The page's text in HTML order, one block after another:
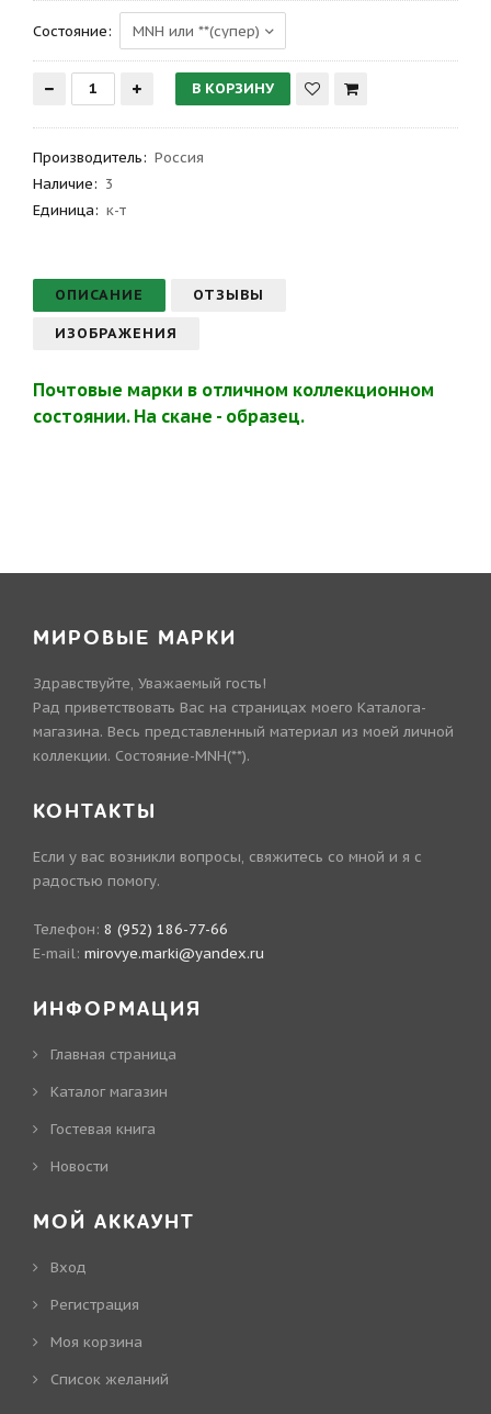
Состояние:
Производитель: Россия
Наличие: 3
Единица: к-т
ОПИСАНИЕ ОТЗЫВЫ
ИЗОБРАЖЕНИЯ
Почтовые марки в отличном коллекционном
состоянии. На скане - образец.
МИРОВЫЕ МАРКИ
Здравствуйте, Уважаемый гость!
Рад приветствовать Вас на страницах моего Каталога-
магазина. Весь представленный материал из моей личной
коллекции. Состояние-MNH(**).
КОНТАКТЫ
Если у вас возникли вопросы, свяжитесь со мной и я с
радостью помогу.
Телефон: 8 (952) 186-77-66
E-mail: mirovye.marki@yandex.ru
ИНФОРМАЦИЯ
Главная страница
Каталог магазин
Гостевая книга
Новости
МОЙ АККАУНТ
Вход
Регистрация
Моя корзина
Cписок желаний